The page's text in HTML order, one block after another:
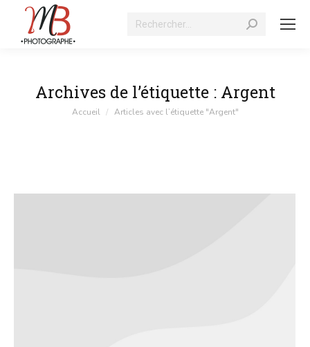
Recherche
Archives de l’étiquette : Argent
Vous êtes ici :
Accueil Articles avec l’étiquette "Argent"